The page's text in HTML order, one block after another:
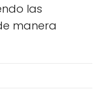
las
manera